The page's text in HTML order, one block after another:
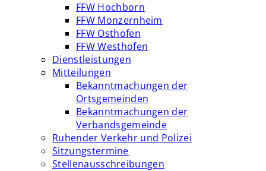
FFW Hochborn
FFW Monzernheim
FFW Osthofen
FFW Westhofen
Dienstleistungen
Mitteilungen
Bekanntmachungen der
Ortsgemeinden
Bekanntmachungen der
Verbandsgemeinde
Ruhender Verkehr und Polizei
Sitzungstermine
Stellenausschreibungen